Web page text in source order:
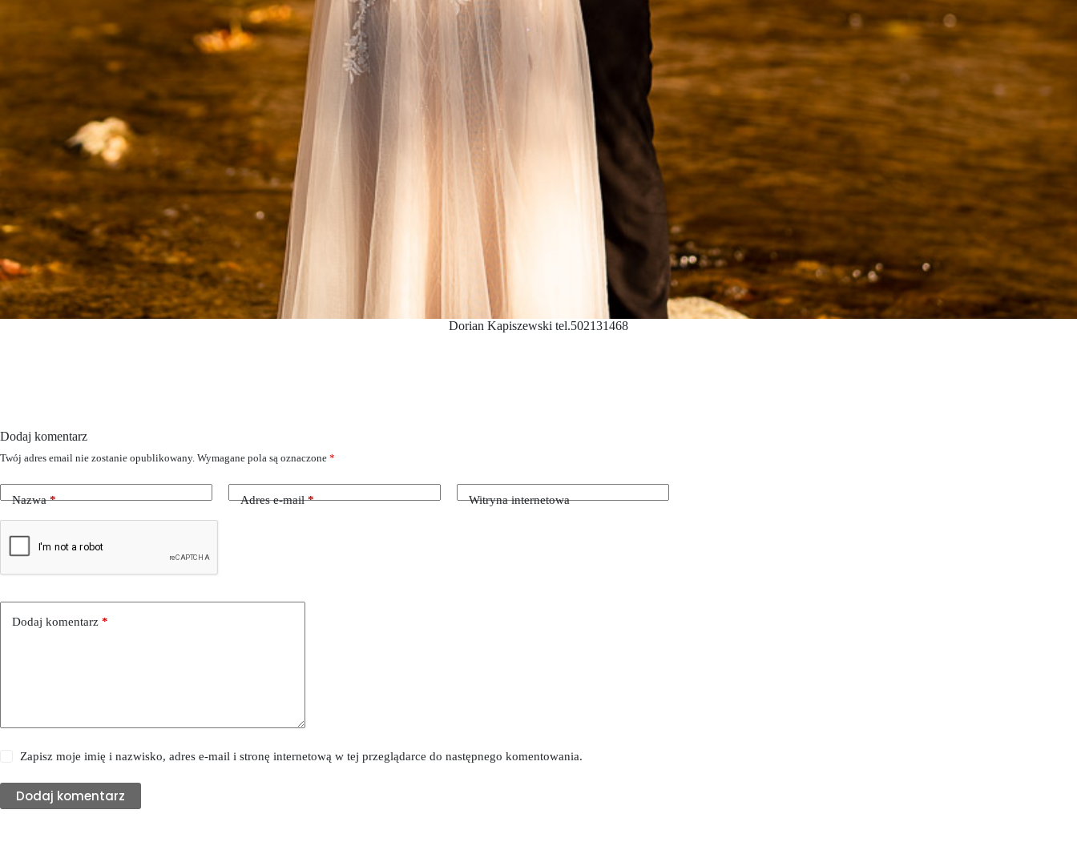
Dorian Kapiszewski tel.502131468
Dodaj komentarz
Twój adres email nie zostanie opublikowany. Wymagane pola są oznaczone *
Nazwa* Adres e-mail* Witryna internetowa
Dodaj komentarz *
Zapisz moje imię i nazwisko, adres e-mail i stronę internetową w tej przeglądarce do następnego komentowania.
Dodaj komentarz